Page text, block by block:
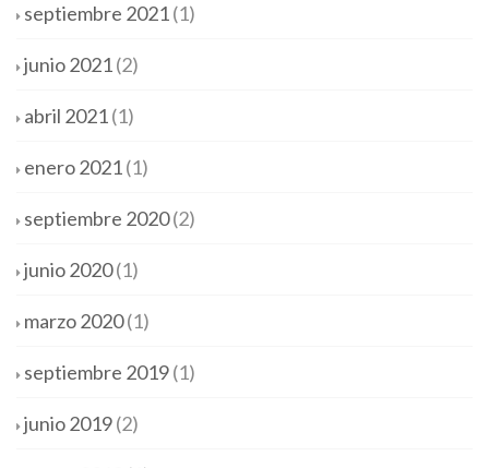
septiembre 2021(1)
junio 2021(2)
abril 2021(1)
enero 2021(1)
septiembre 2020(2)
junio 2020(1)
marzo 2020(1)
septiembre 2019(1)
junio 2019(2)